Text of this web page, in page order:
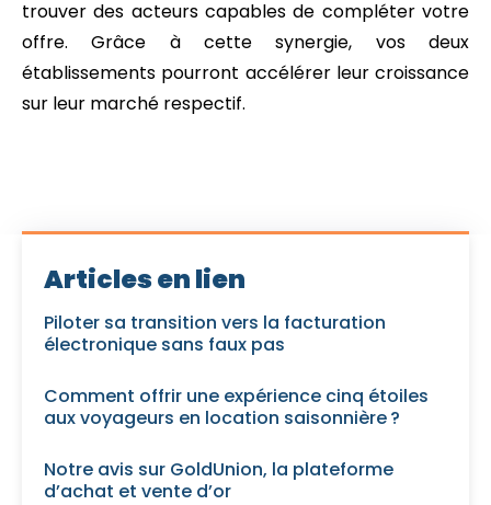
trouver des acteurs capables de compléter votre
offre. Grâce à cette synergie, vos deux
établissements pourront accélérer leur croissance
sur leur marché respectif.
Articles en lien
Piloter sa transition vers la facturation
électronique sans faux pas
Comment offrir une expérience cinq étoiles
aux voyageurs en location saisonnière ?
Notre avis sur GoldUnion, la plateforme
d’achat et vente d’or